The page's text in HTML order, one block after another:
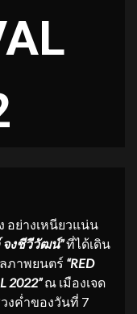
ย่างเหนียวแน่น
งชีวีวัฒน์”ที่ได้เดิน
ภาพยนตร์ “RED
2022”ณ เมืองเจด
งค่ำของวันที่ 7